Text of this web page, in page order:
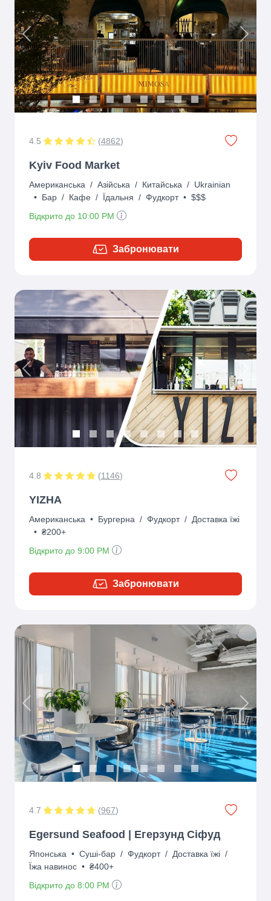
Previous Next
4.5 (4862)
Kyiv Food Market
Американська / Азійська / Китайська / Ukrainian
• Бар / Кафе / Їдальня / Фудкорт • $$$
Відкрито до 10:00 PM
Забронювати
Previous
4.8 (1146)
YIZHA
Американська • Бургерна / Фудкорт / Доставка їжі
• ₴200+
Відкрито до 9:00 PM
Забронювати
Previous Next
4.7 (967)
Egersund Seafood | Егерзунд Сіфуд
Японська • Суші-бар / Фудкорт / Доставка їжі /
Їжа навинос • ₴400+
Відкрито до 8:00 PM